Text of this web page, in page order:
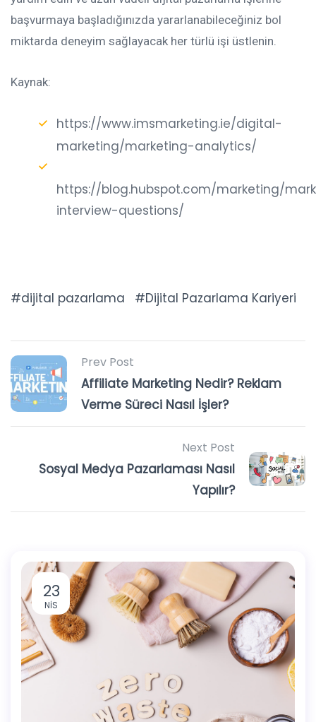
başvurmaya başladığınızda yararlanabileceğiniz bol
miktarda deneyim sağlayacak her türlü işi üstlenin.
Kaynak:
https://www.imsmarketing.ie/digital-
marketing/marketing-analytics/
https://blog.hubspot.com/marketing/
interview-questions/
dijital pazarlama Dijital Pazarlama Kariyeri
Prev Post
Affiliate Marketing Nedir? Reklam
Verme Süreci Nasıl İşler?
Next Post
Sosyal Medya Pazarlaması Nasıl
Yapılır?
23
NIS